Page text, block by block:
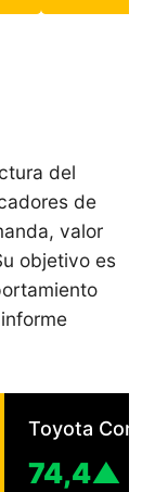
del
de
valor
objetivo es
Toyota Corolla
74,4▲